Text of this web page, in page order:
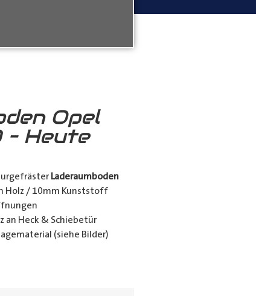
Opel
– Heute
Laderaumboden
Holz / 10mm Kunststoff
an Heck & Schiebetür
(siehe Bilder)